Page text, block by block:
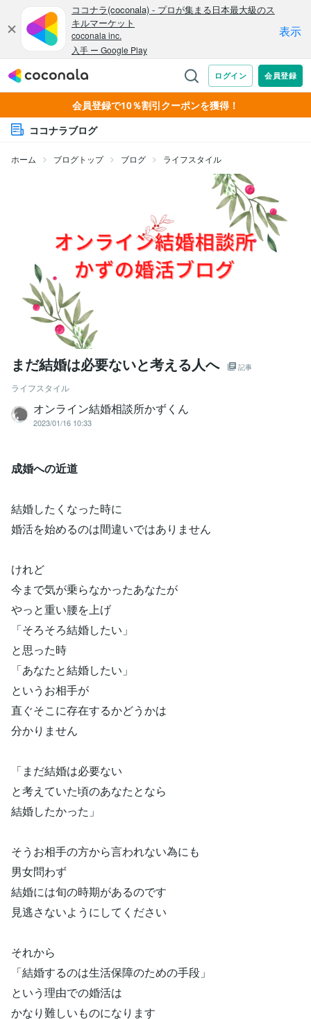
会員登録で10％割引クーポンを獲得！
ココナラブログ
ホーム ブログトップ ブログ ライフスタイル
まだ結婚は必要ないと考える人へ 記事
ライフスタイル
オンライン結婚相談所かずくん
2023/01/16 10:33
成婚への近道
結婚したくなった時に
婚活を始めるのは間違いではありません
けれど
今まで気が乗らなかったあなたが
やっと重い腰を上げ
「そろそろ結婚したい」
と思った時
「あなたと結婚したい」
というお相手が
直ぐそこに存在するかどうかは
分かりません
「まだ結婚は必要ない
と考えていた頃のあなたとなら
結婚したかった」
そうお相手の方から言われない為にも
男女問わず
結婚には旬の時期があるのです
見逃さないようにしてください
それから
「結婚するのは生活保障のための手段」
という理由での婚活は
かなり難しいものになります